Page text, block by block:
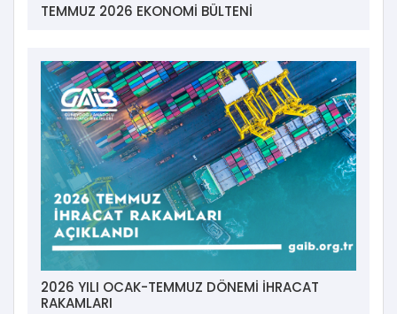
TEMMUZ 2026 EKONOMİ BÜLTENİ
2026 YILI OCAK-TEMMUZ DÖNEMİ İHRACAT
RAKAMLARI